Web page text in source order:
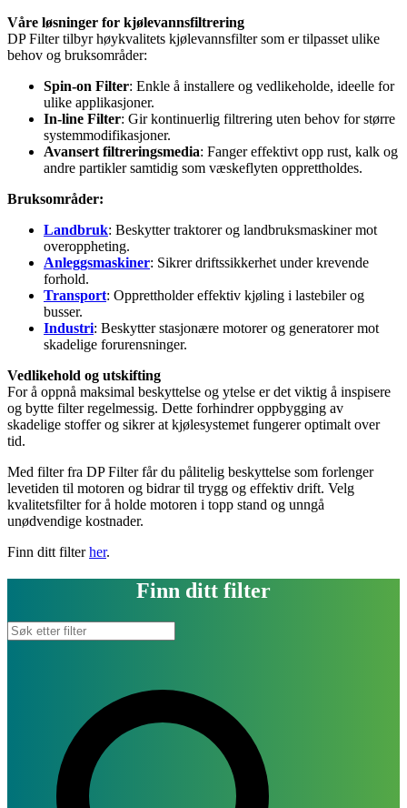
Våre løsninger for kjølevannsfiltrering
DP Filter tilbyr høykvalitets kjølevannsfilter som er tilpasset ulike
behov og bruksområder:
Spin-on Filter: Enkle å installere og vedlikeholde, ideelle for
ulike applikasjoner.
In-line Filter: Gir kontinuerlig filtrering uten behov for større
systemmodifikasjoner.
Avansert filtreringsmedia: Fanger effektivt opp rust, kalk og
andre partikler samtidig som væskeflyten opprettholdes.
Bruksområder:
Landbruk: Beskytter traktorer og landbruksmaskiner mot
overoppheting.
Anleggsmaskiner: Sikrer driftssikkerhet under krevende
forhold.
Transport: Opprettholder effektiv kjøling i lastebiler og
busser.
Industri: Beskytter stasjonære motorer og generatorer mot
skadelige forurensninger.
Vedlikehold og utskifting
For å oppnå maksimal beskyttelse og ytelse er det viktig å inspisere
og bytte filter regelmessig. Dette forhindrer oppbygging av
skadelige stoffer og sikrer at kjølesystemet fungerer optimalt over
tid.
Med filter fra DP Filter får du pålitelig beskyttelse som forlenger
levetiden til motoren og bidrar til trygg og effektiv drift. Velg
kvalitetsfilter for å holde motoren i topp stand og unngå
unødvendige kostnader.
Finn ditt filterher.
Finn ditt filter